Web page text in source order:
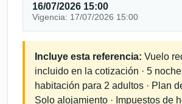
16/07/2026 15:00
Vigencia: 17/07/2026 15:00
Incluye esta referencia: Vuelo
incluido en la cotización · 5
habitación para 2 adultos · Plan
Solo alojamiento · Impuestos de